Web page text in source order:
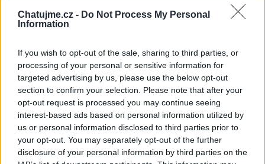
Chatujme.cz - Do Not Process My Personal
Information
If you wish to opt-out of the sale, sharing to third parties, or
processing of your personal or sensitive information for
targeted advertising by us, please use the below opt-out
section to confirm your selection. Please note that after your
opt-out request is processed you may continue seeing
interest-based ads based on personal information utilized by
us or personal information disclosed to third parties prior to
your opt-out. You may separately opt-out of the further
disclosure of your personal information by third parties on the
Neověřeno
0 uživatelům se líbí